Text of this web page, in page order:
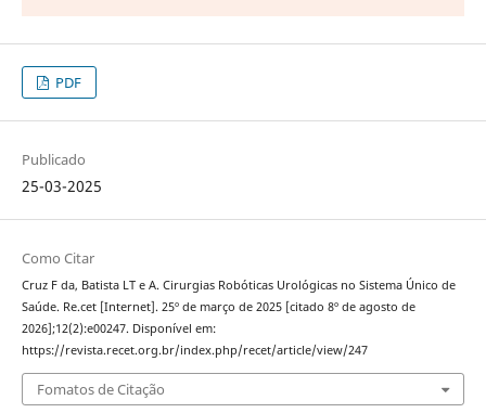
PDF
Publicado
25-03-2025
Como Citar
Cruz F da, Batista LT e A. Cirurgias Robóticas Urológicas no Sistema Único de
Saúde. Re.cet [Internet]. 25º de março de 2025 [citado 8º de agosto de
2026];12(2):e00247. Disponível em:
https://revista.recet.org.br/index.php/recet/article/view/247
Fomatos de Citação